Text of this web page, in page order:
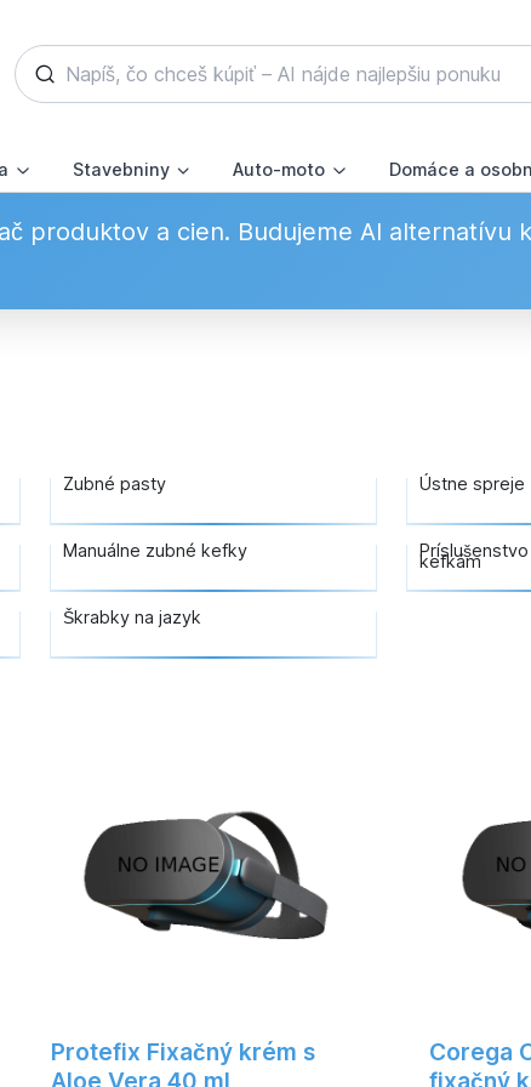
Stavebniny Auto-moto Domáce a
produktov a cien. Budujeme AI alternatívu
Zubné pasty Ústne spreje
Manuálne zubné kefky
kefkám
Škrabky na jazyk
Protefix Fixačný krém s
Aloe Vera 40 ml
Corega
fixačný